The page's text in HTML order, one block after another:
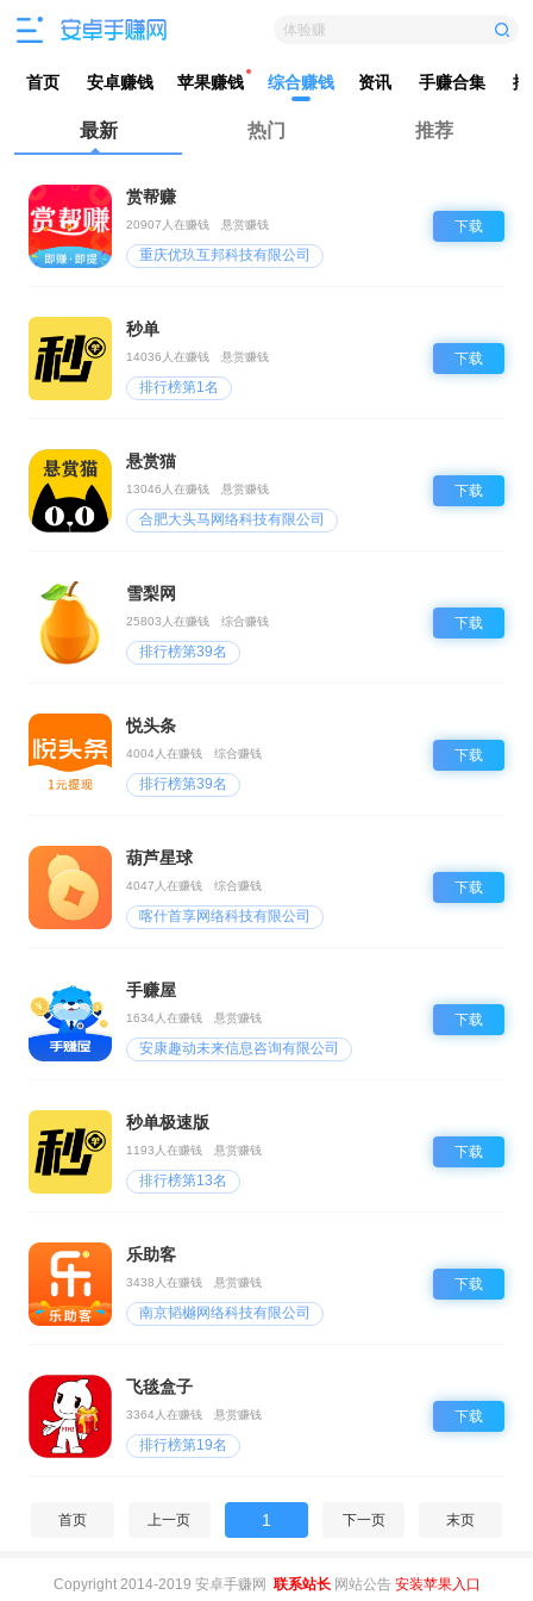
体验赚
首页 安卓赚钱 苹果赚钱 综合赚钱 资讯 手赚合集 排
最新 热门 推荐
赏帮赚
20907人在赚钱 悬赏赚钱
重庆优玖互邦科技有限公司
下载
秒单
14036人在赚钱 悬赏赚钱
排行榜第1名
下载
悬赏猫
13046人在赚钱 悬赏赚钱
合肥大头马网络科技有限公司
下载
雪梨网
25803人在赚钱 综合赚钱
排行榜第39名
下载
悦头条
4004人在赚钱 综合赚钱
排行榜第39名
下载
葫芦星球
4047人在赚钱 综合赚钱
喀什首享网络科技有限公司
下载
手赚屋
1634人在赚钱 悬赏赚钱
安康趣动未来信息咨询有限公司
下载
秒单极速版
1193人在赚钱 悬赏赚钱
排行榜第13名
下载
乐助客
3438人在赚钱 悬赏赚钱
南京韬樾网络科技有限公司
下载
飞毯盒子
3364人在赚钱 悬赏赚钱
排行榜第19名
下载
首页 上一页 1 下一页 末页
Copyright 2014-2019 安卓手赚网 联系站长 网站公告 安装苹果入口